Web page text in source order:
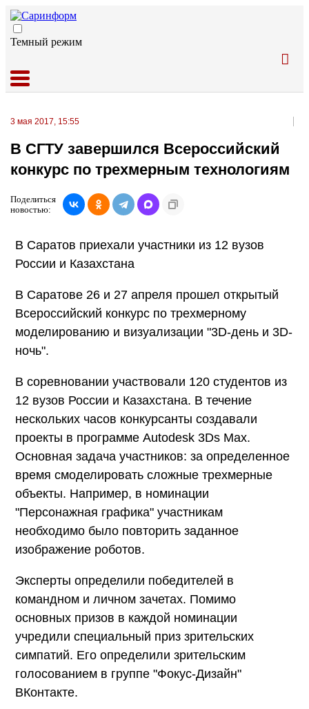
Темный режим
3 мая 2017, 15:55
В СГТУ завершился Всероссийский
конкурс по трехмерным технологиям
Поделиться
новостью:
В Саратов приехали участники из 12 вузов
России и Казахстана
В Саратове 26 и 27 апреля прошел открытый
Всероссийский конкурс по трехмерному
моделированию и визуализации "3D-день и 3D-
ночь".
В соревновании участвовали 120 студентов из
12 вузов России и Казахстана. В течение
нескольких часов конкурсанты создавали
проекты в программе Autodesk 3Ds Max.
Основная задача участников: за определенное
время смоделировать сложные трехмерные
объекты. Например, в номинации
"Персонажная графика" участникам
необходимо было повторить заданное
изображение роботов.
Эксперты определили победителей в
командном и личном зачетах. Помимо
основных призов в каждой номинации
учредили специальный приз зрительских
симпатий. Его определили зрительским
голосованием в группе "Фокус-Дизайн"
ВКонтакте.